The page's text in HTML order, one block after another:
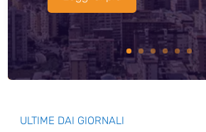
ULTIME DAI GIORNALI